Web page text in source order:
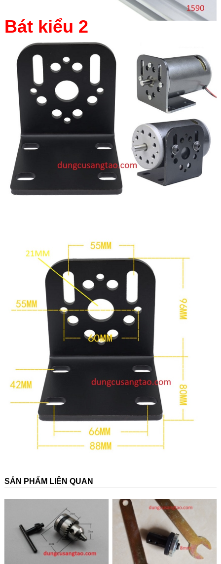
Bát kiểu 2
SẢN PHẨM LIÊN QUAN